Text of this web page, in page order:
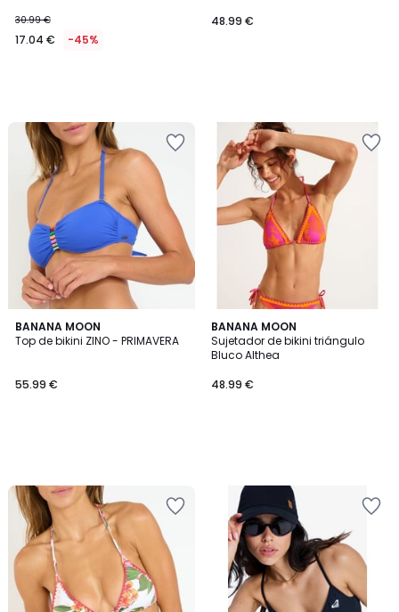
30.99 €
17.04 € -45%
48.99 €
BANANA MOON
Top de bikini ZINO - PRIMAVERA
55.99 €
BANANA MOON
Sujetador de bikini triángulo
Bluco Althea
48.99 €